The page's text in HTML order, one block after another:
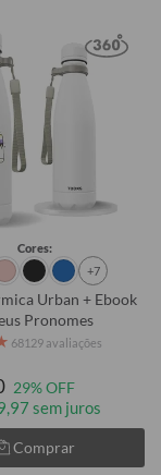
Cores:
+7
Urban + Ebook
Pronomes
68129 avaliações
29% OFF
sem juros
Comprar